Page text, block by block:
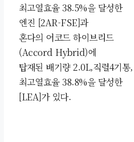
최고열효율 38.5%을 달성한
엔진 [2AR-FSE]과
혼다의 어코드 하이브리드
(Accord Hybrid)에
탑재된 배기량 2.0L,직렬4기통,
최고열효율 38.8%을 달성한
[LEA]가 있다.